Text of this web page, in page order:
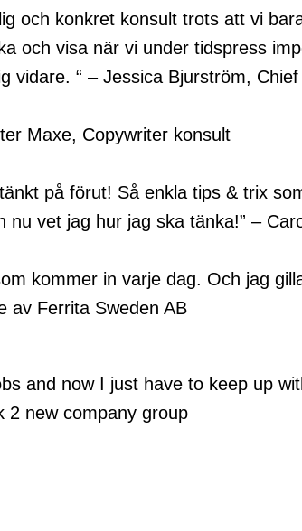
och konkret konsult trots att vi
och visa när vi under tidspress
vidare. “ – Jessica Bjurström,
Maxe, Copywriter konsult
på förut! Så enkla tips & trix
vet jag hur jag ska tänka!” –
kommer in varje dag. Och jag
av Ferrita Sweden AB
and now I just have to keep up
2 new company group